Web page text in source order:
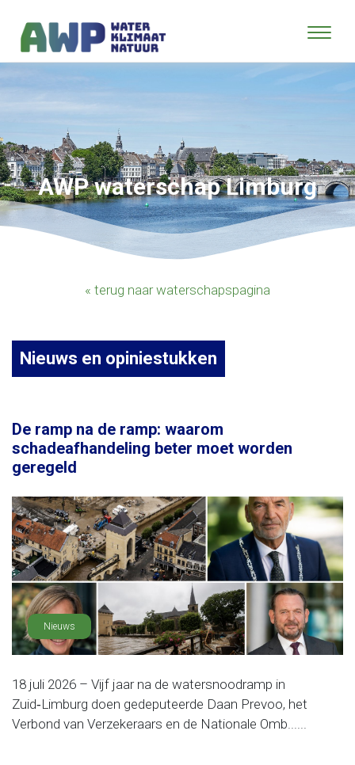
AWP waterschap Limburg
« terug naar waterschapspagina
Nieuws en opiniestukken
De ramp na de ramp: waarom
schadeafhandeling beter moet worden
geregeld
Nieuws
18 juli 2026 – Vijf jaar na de watersnoodramp in
Zuid‑Limburg doen gedeputeerde Daan Prevoo, het
Verbond van Verzekeraars en de Nationale Omb......